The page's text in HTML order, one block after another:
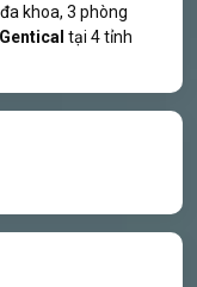
khoa, 3 phòng
Gentical tại 4 tỉnh